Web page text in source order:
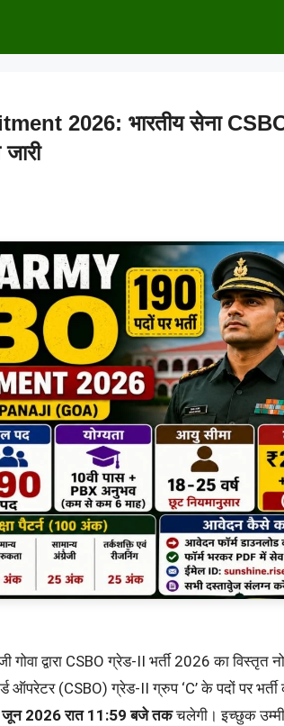
2026: भारतीय सेना CSBO
द्वारा CSBO ग्रेड-II भर्ती 2026 का विस्तृत
ऑपरेटर (CSBO) ग्रेड-II ग्रुप ‘C’ के पदों पर
2026 रात 11:59 बजे तकचलेगी। इच्छुक